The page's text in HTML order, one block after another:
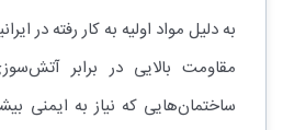
به دلیل مواد اولیه به کار رفته در
مقاومت بالایی در برابر
ساختمان‌هایی که نیاز به ایمنی